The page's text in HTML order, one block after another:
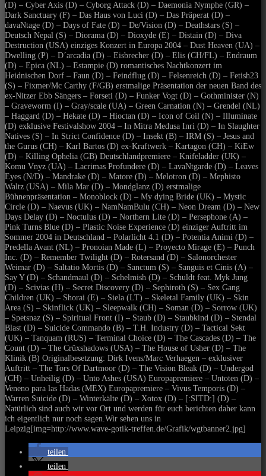
(D) – Cyber Axis (D) – Cyborg Attack (D) – Daemonia Nymphe (GR) –
Dark Sanctuary (F) – Das Haus von Luci (D) – Das Präperat (D) –
davaNtage (D) – Days of Fate (D) – De/Vision (D) – Deathstars (S) –
Deutsch Nepal (S) – Diorama (D) – Dioxyde (E) – Distain (D) – Diva
Destruction (USA) einziges Konzert in Europa 2004 – Dust Heaven (UA) –
Dwelling (P) – D´arcadia (D) – Eisbrecher (D) – Elis (CH/FL) – Endraum
(D) – Epica (NL) – Estampie (D) romantisches Nachtkonzert im
Heidnischen Dorf – Faun (D) – Feindflug (D) – Felsenreich (D) – Fetish23
(S) – Fixmer/Mc Carthy (F/GB) erstmalige Präsentation der neuen Band des
ex-Nitzer Ebb Sängers – Forseti (D) – Funker Vogt (D) – Gothminister (N)
– Graveworm (I) – Gray/scale (UA) – Green Carnation (N) – Grendel (NL)
– Haggard (D) – Hekate (D) – Hioctan (D) – Icon of Coil (N) – Illuminate
(D) exklusive Festivalshow 2004 – In Mitra Medusa Inri (D) – In Slaughter
Natives (S) – In Strict Confidence (D) – Insekt (B) – IRM (S) – Jesus and
the Gurus (CH) – Karl Bartos (D) ex-Kraftwerk – Kartagon (CH) – KiEw
(D) – Killing Ophelia (GB) Deutschlandpremiere – Knifeladder (UK) –
Komu Vnyz (UA) – Lacrimas Profundere (D) – LavaNtgarde (D) – Leaves
Eyes (N/D) – Mandrake (D) – Matore (D) – Melotron (D) – Mephisto
Waltz (USA) – Mila Mar (D) – Mondglanz (D) erstmalige
Bühnenpräsentation – Monoblock (D) – My dying Bride (UK) – Mystic
Circle (D) – Naevus (UK) – NamNamBulu (CH) – Neon Dream (D) – New
Days Delay (D) – Noctulus (D) – Northern Lite (D) – Persephone (A) –
Pink Turns Blue (D) – Plastic Noise Experience (D) einziger Auftritt im
Sommer 2004 in Deutschland – Polarlicht 4.1 (D) – Potentia Animi (D) –
Predella Avant (NL) – Pronoian Made (L) – Proyecto Mirage (E) – Punch
Inc. (D) – Remember Twilight (D) – Rotersand (D) – Salonorchester
Weimar (D) – Saltatio Mortis (D) – Sanctum (S) – Sanguis et Cinis (A) –
Say Y (D) – Schandmaul (D) – Schelmish (D) – Schuldt feat. Myk Jung
(D) – Scivias (H) – Secret Discovery (D) – Sephiroth (S) – Sex Gang
Children (UK) – Shorai (E) – Siela (LT) – Skeletal Family (UK) – Skin
Area (S) – Skinflick (UK) – Sleepwalk (CH) – Soman (D) – Sorrow (UK)
– Spetsnaz (S) – Spiritual Front (I) – Staub (D) – Staubkind (D) – Stendal
Blast (D) – Suicide Commando (B) – T.H. Industry (D) – Tactical Sekt
(UK) – Tanquam (RUS) – Terminal Choice (D) – The Cascades (D) – The
Count (D) – The Crüxshadows (USA) – The House of Usher (D) – The
Klinik (B) Originalbesetzung: Dirk Ivens/Marc Verhaegen – exklusiver
Auftritt – The Tors Of Dartmoor (D) – The Vision Bleak (D) – Undergod
(CH) – Unheilig (D) – Unto Ashes (USA) Europapremiere – Untoten (D) –
Veneno para las Hadas (MEX) Europapremiere – Vivus Temporis (D) –
Warren Suicide (D) – Winterkälte (D) – Xotox (D) – [:SITD:] (D) –
Natürlich sind auch wir vor Ort und werden für euch berichten daher kann
ich eigentlich nur noch sagen.Wir sehen uns in
Leipzig[img=http://www.wave-gotik-treffen.de/Grafik/wgtbanner2.jpg]
teilen
teilen